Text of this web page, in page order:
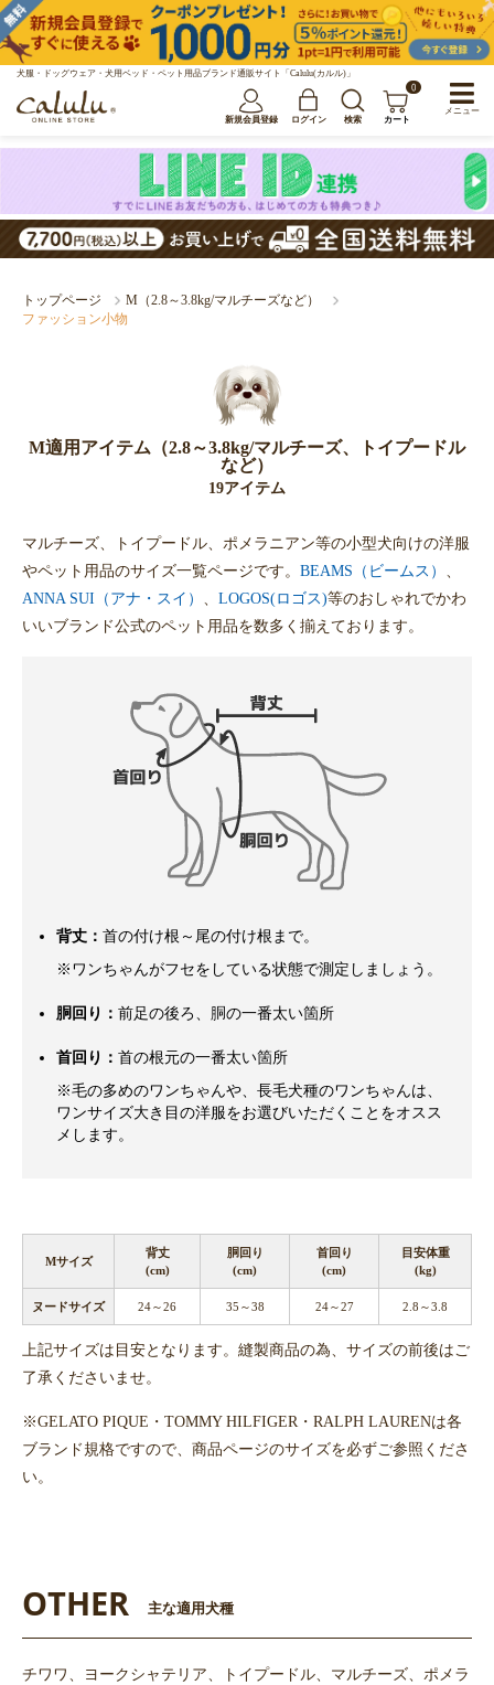
犬服・ドッグウェア・犬用ベッド・ペット用品ブランド通販サイト「Calulu(カルル)」
新規会員登録 ログイン 検索
0
カート
トップページ
M（2.8～3.8kg/マルチーズなど）
ファッション小物
M適用アイテム（2.8～3.8kg/マルチーズ、トイプードル
など）
19アイテム
マルチーズ、トイプードル、ポメラニアン等の小型犬向けの洋服
やペット用品のサイズ一覧ページです。 BEAMS（ビームス）
ANNA SUI（アナ・スイ）
LOGOS(ロゴス)等のおしゃれでかわ
いいブランド公式のペット用品を数多く揃えております。
背丈： 首の付け根～尾の付け根まで。
※ワンちゃんがフセをしている状態で測定しましょう。
胴回り： 前足の後ろ、胴の一番太い箇所
首回り： 首の根元の一番太い箇所
※毛の多めのワンちゃんや、長毛犬種のワンちゃんは、
ワンサイズ大き目の洋服をお選びいただくことをオスス
メします。
Mサイズ
背丈
(cm)
胴回り
(cm)
首回り
(cm)
目安体重
(kg)
ヌードサイズ 24～26 35～38 24～27 2.8～3.8
上記サイズは目安となります。縫製商品の為、サイズの前後はご
了承くださいませ。
※GELATO PIQUE・TOMMY HILFIGER・RALPH LAURENは各
ブランド規格ですので、商品ページのサイズを必ずご参照くださ
い。
OTHER 主な適用犬種
チワワ、ヨークシャテリア、トイプードル、マルチーズ、ポメラ
メニュー